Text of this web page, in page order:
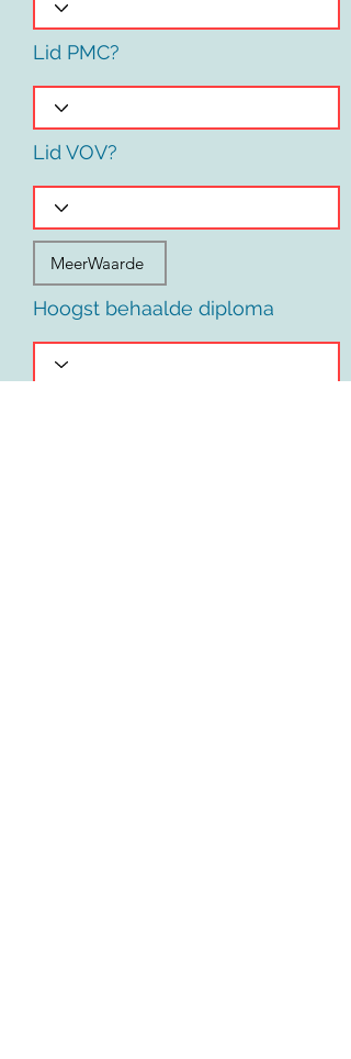
Lid PMC?
Lid VOV?
Hoogst behaalde diploma